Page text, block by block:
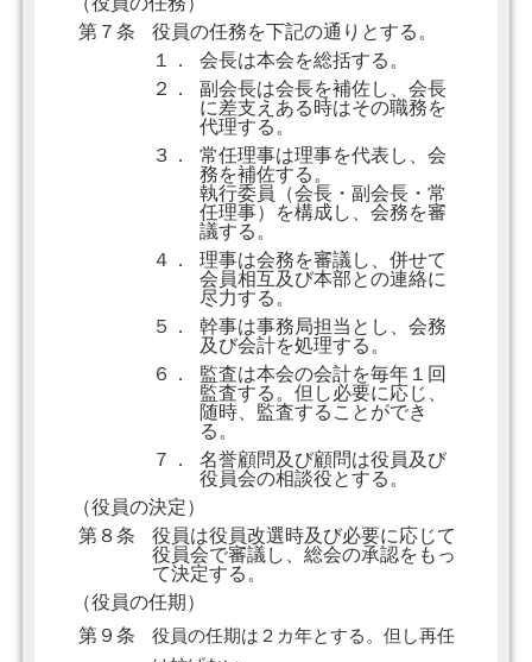
第７条
役員の任務を下記の通りとする。
１．
会長は本会を総括する。
２．
副会長は会長を補佐し、会長
に差支えある時はその職務を
代理する。
３．
常任理事は理事を代表し、会
務を補佐する。
執行委員（会長・副会長・常
任理事）を構成し、会務を審
議する。
４．
理事は会務を審議し、併せて
会員相互及び本部との連絡に
尽力する。
５．
幹事は事務局担当とし、会務
及び会計を処理する。
６．
監査は本会の会計を毎年１回
監査する。但し必要に応じ、
随時、監査することができ
る。
７．
名誉顧問及び顧問は役員及び
役員会の相談役とする。
（役員の決定）
第８条
役員は役員改選時及び必要に応じて
役員会で審議し、総会の承認をもっ
て決定する。
（役員の任期）
第９条
役員の任期は２カ年とする。但し再任